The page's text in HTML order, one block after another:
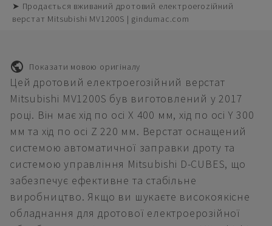
➤ Продається вживаний дротовий електроerozійний
верстат Mitsubishi MV1200S | gindumac.com
Показати мовою оригіналу
Цей дротовий електроeroзійний верстат
Mitsubishi MV1200S був виготовлений у 2017
році. Він має хід по осі X 400 мм, хід по осі Y 300
мм та хід по осі Z 220 мм. Верстат оснащений
системою автоматичної заправки дроту та
системою управління Mitsubishi D-CUBES, що
забезпечує ефективне та стабільне
виробництво. Якщо ви шукаєте високоякісне
обладнання для дротової електроерозійної